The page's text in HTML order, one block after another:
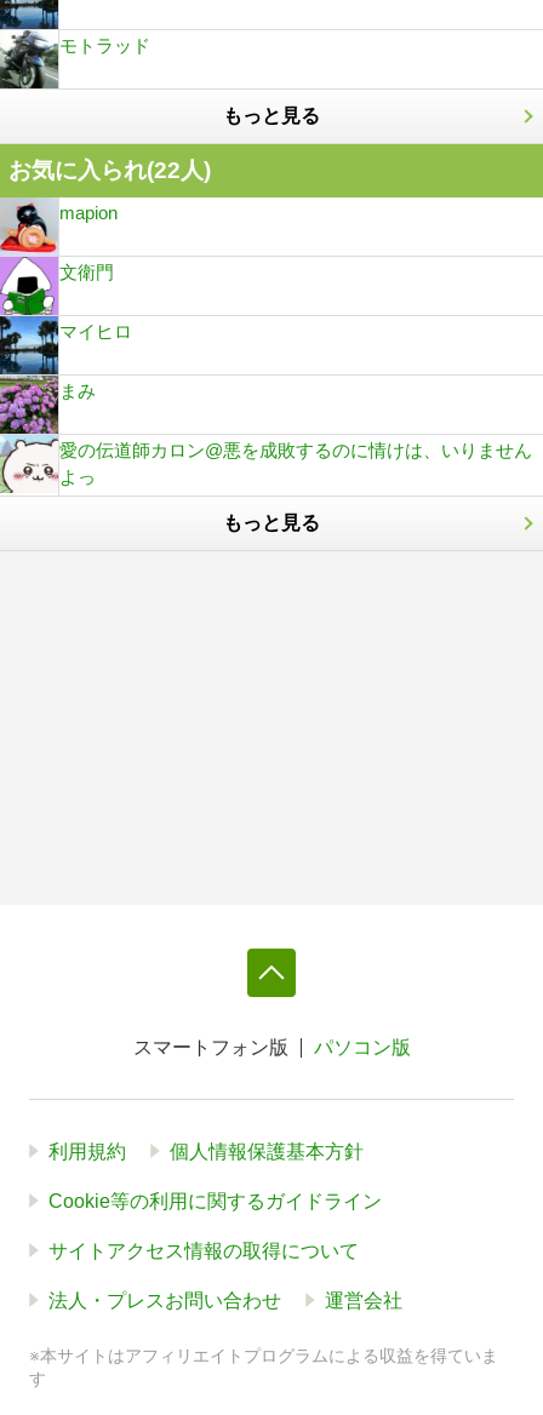
モトラッド
もっと見る
お気に入られ(22人)
mapion
文衛門
マイヒロ
まみ
愛の伝道師カロン@悪を成敗するのに情けは、いりません
よっ
もっと見る
スマートフォン版 パソコン版
利用規約 個人情報保護基本方針
Cookie等の利用に関するガイドライン
サイトアクセス情報の取得について
法人・プレスお問い合わせ 運営会社
※本サイトはアフィリエイトプログラムによる収益を得ていま
す